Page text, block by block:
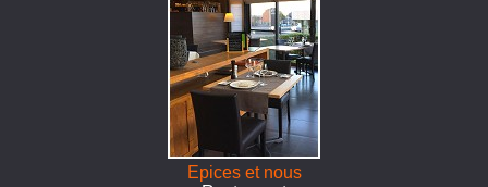
Epices et nous